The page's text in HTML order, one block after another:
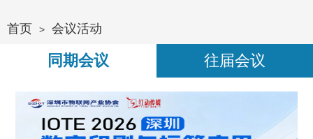
首页 > 会议活动
同期会议 往届会议